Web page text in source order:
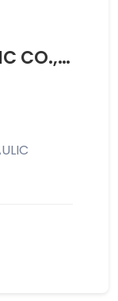
NINGBO E.H HYDRAULIC CO.,LTD